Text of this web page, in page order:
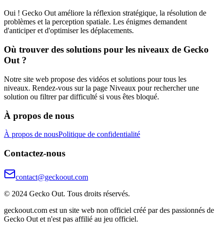
Oui ! Gecko Out améliore la réflexion stratégique, la résolution de
problèmes et la perception spatiale. Les énigmes demandent
d'anticiper et d'optimiser les déplacements.
Où trouver des solutions pour les niveaux de Gecko
Out ?
Notre site web propose des vidéos et solutions pour tous les
niveaux. Rendez-vous sur la page Niveaux pour rechercher une
solution ou filtrer par difficulté si vous êtes bloqué.
À propos de nous
À propos de nousPolitique de confidentialité
Contactez-nous
contact@geckoout.com
© 2024 Gecko Out. Tous droits réservés.
geckoout.com est un site web non officiel créé par des passionnés de
Gecko Out et n'est pas affilié au jeu officiel.